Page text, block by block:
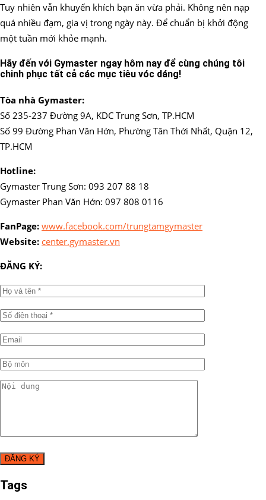
Tuy nhiên vẫn khuyến khích bạn ăn vừa phải. Không nên nạp
quá nhiều đạm, gia vị trong ngày này. Để chuẩn bị khởi động
một tuần mới khỏe mạnh.
Hãy đến với Gymaster ngay hôm nay để cùng chúng tôi
chinh phục tất cả các mục tiêu vóc dáng!
Tòa nhà Gymaster:
Số 235-237 Đường 9A, KDC Trung Sơn, TP.HCM
Số 99 Đường Phan Văn Hớn, Phường Tân Thới Nhất, Quận 12,
TP.HCM
Hotline:
Gymaster Trung Sơn: 093 207 88 18
Gymaster Phan Văn Hớn: 097 808 0116
FanPage: www.facebook.com/trungtamgymaster
Website: center.gymaster.vn
ĐĂNG KÝ:
Tags